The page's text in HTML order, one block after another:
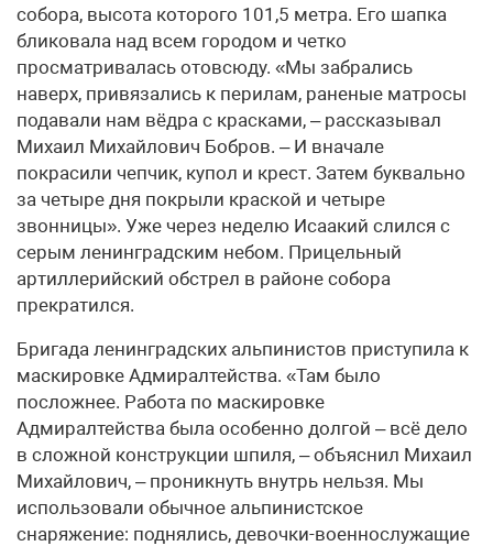
собора, высота которого 101,5 метра. Его шапка
бликовала над всем городом и четко
просматривалась отовсюду. «Мы забрались
наверх, привязались к перилам, раненые матросы
подавали нам вёдра с красками, – рассказывал
Михаил Михайлович Бобров. – И вначале
покрасили чепчик, купол и крест. Затем буквально
за четыре дня покрыли краской и четыре
звонницы». Уже через неделю Исаакий слился с
серым ленинградским небом. Прицельный
артиллерийский обстрел в районе собора
прекратился.
Бригада ленинградских альпинистов приступила к
маскировке Адмиралтейства. «Там было
посложнее. Работа по маскировке
Адмиралтейства была особенно долгой – всё дело
в сложной конструкции шпиля, – объяснил Михаил
Михайлович, – проникнуть внутрь нельзя. Мы
использовали обычное альпинистское
снаряжение: поднялись, девочки-военнослужащие